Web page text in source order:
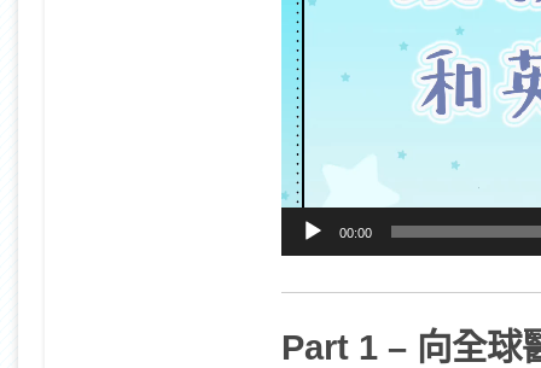
00:00
Part 1 – 向全球